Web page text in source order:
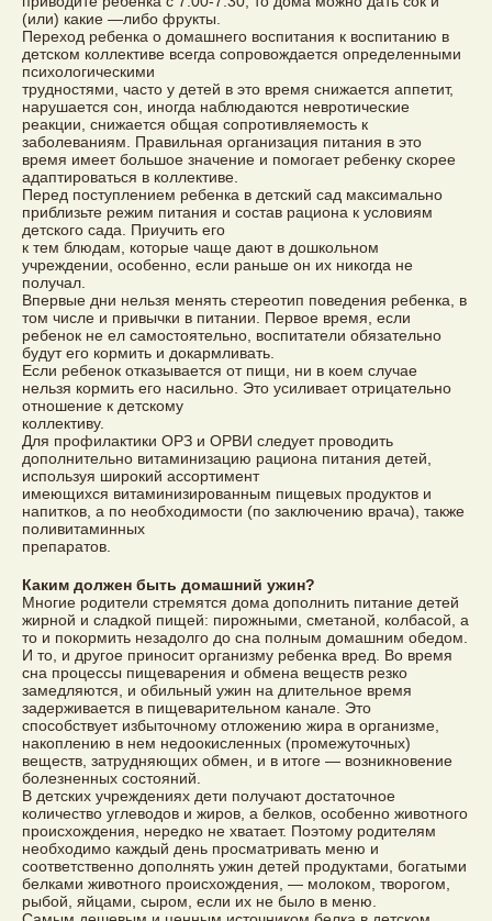
(или) какие —либо фрукты.
Переход ребенка о домашнего воспитания к воспитанию в
детском коллективе всегда сопровождается определенными
психологическими
трудностями, часто у детей в это время снижается аппетит,
нарушается сон, иногда наблюдаются невротические
реакции, снижается общая сопротивляемость к
заболеваниям. Правильная организация питания в это
время имеет большое значение и помогает ребенку скорее
адаптироваться в коллективе.
Перед поступлением ребенка в детский сад максимально
приблизьте режим питания и состав рациона к условиям
детского сада. Приучить его
к тем блюдам, которые чаще дают в дошкольном
учреждении, особенно, если раньше он их никогда не
получал.
Впервые дни нельзя менять стереотип поведения ребенка, в
том числе и привычки в питании. Первое время, если
ребенок не ел самостоятельно, воспитатели обязательно
будут его кормить и докармливать.
Если ребенок отказывается от пищи, ни в коем случае
нельзя кормить его насильно. Это усиливает отрицательно
отношение к детскому
коллективу.
Для профилактики ОРЗ и ОРВИ следует проводить
дополнительно витаминизацию рациона питания детей,
используя широкий ассортимент
имеющихся витаминизированным пищевых продуктов и
напитков, а по необходимости (по заключению врача), также
поливитаминных
препаратов.
Каким должен быть домашний ужин?
Многие родители стремятся дома дополнить питание детей
жирной и сладкой пищей: пирожными, сметаной, колбасой, а
то и покормить незадолго до сна полным домашним обедом.
И то, и другое приносит организму ребенка вред. Во время
сна процессы пищеварения и обмена веществ резко
замедляются, и обильный ужин на длительное время
задерживается в пищеварительном канале. Это
способствует избыточному отложению жира в организме,
накоплению в нем недоокисленных (промежуточных)
веществ, затрудняющих обмен, и в итоге — возникновение
болезненных состояний.
В детских учреждениях дети получают достаточное
количество углеводов и жиров, а белков, особенно животного
происхождения, нередко не хватает. Поэтому родителям
необходимо каждый день просматривать меню и
соответственно дополнять ужин детей продуктами, богатыми
белками животного происхождения, — молоком, творогом,
рыбой, яйцами, сыром, если их не было в меню.